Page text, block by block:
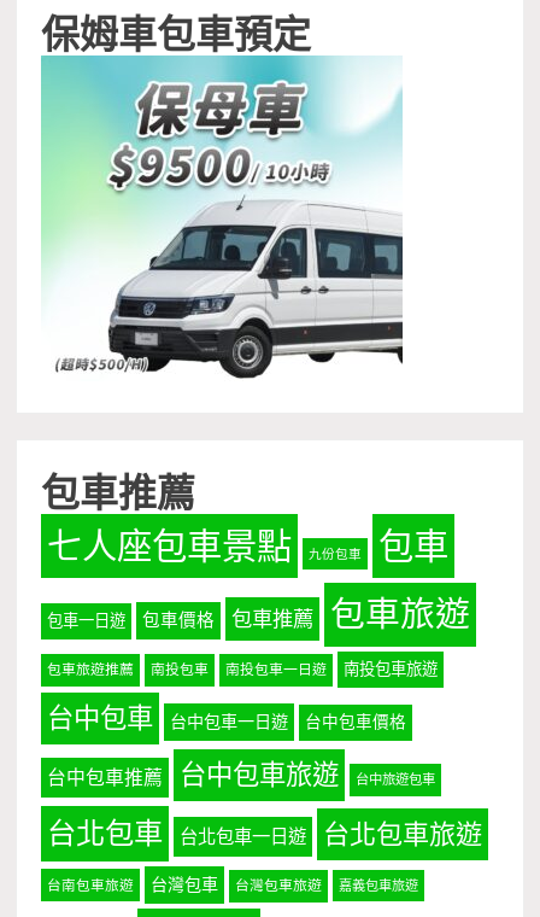
保姆車包車預定
包車推薦
七人座包車景點 九份包車 包車
包車一日遊 包車價格 包車推薦 包車旅遊
包車旅遊推薦 南投包車 南投包車一日遊 南投包車旅遊
台中包車 台中包車一日遊 台中包車價格
台中包車推薦 台中包車旅遊 台中旅遊包車
台北包車 台北包車一日遊 台北包車旅遊
台南包車旅遊 台灣包車 台灣包車旅遊 嘉義包車旅遊